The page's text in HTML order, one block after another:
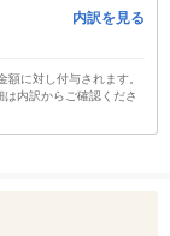
内訳を見る
に対し付与されます。
内訳からご確認くださ